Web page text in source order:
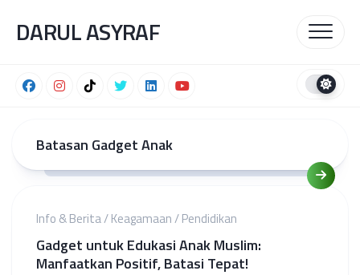
content
DARUL ASYRAF
Batasan Gadget Anak
Info & Berita/Keagamaan/Pendidikan
Gadget untuk Edukasi Anak Muslim:
Manfaatkan Positif, Batasi Tepat!